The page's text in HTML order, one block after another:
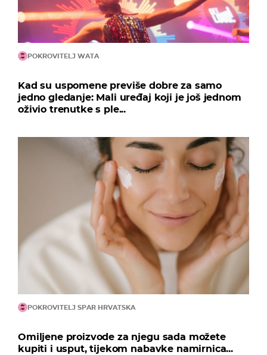
POKROVITELJ WATA
Kad su uspomene previše dobre za samo
jedno gledanje: Mali uređaj koji je još jednom
oživio trenutke s ple...
POKROVITELJ SPAR HRVATSKA
Omiljene proizvode za njegu sada možete
kupiti i usput, tijekom nabavke namirnica...